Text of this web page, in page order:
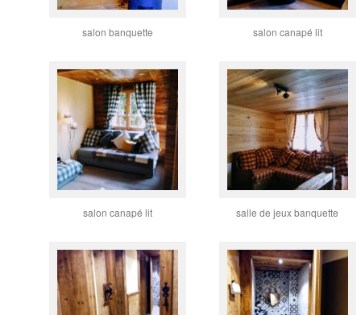
salon banquette salon canapé lit
salon canapé lit salle de jeux banquette